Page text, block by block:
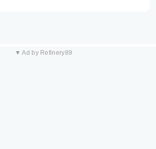
▼ Ad by Refinery89